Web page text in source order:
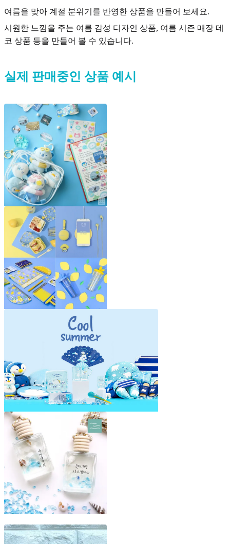
여름을 맞아 계절 분위기를 반영한 상품을 만들어 보세요.
시원한 느낌을 주는 여름 감성 디자인 상품, 여름 시즌 매장 데
코 상품 등을 만들어 볼 수 있습니다.
실제 판매중인 상품 예시